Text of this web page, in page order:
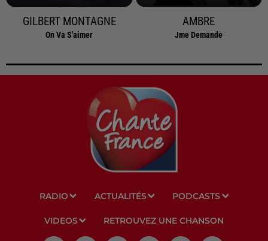
GILBERT MONTAGNE
On Va S'aimer
AMBRE
Jme Demande
RADIO ACTUALITÉS PODCASTS
VIDEOS RETROUVEZ UNE CHANSON